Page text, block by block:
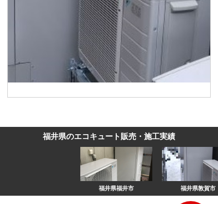
福井県のエコキュート販売・施工実績
福井県敦賀市
福井県福井市